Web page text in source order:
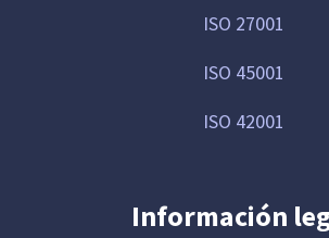
ISO 27001
ISO 45001
ISO 42001
Información